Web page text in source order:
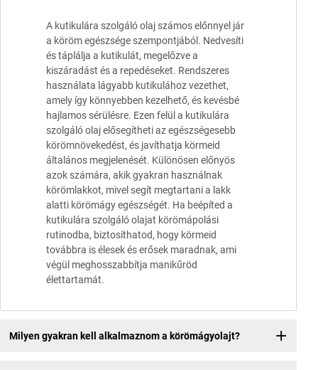
A kutikulára szolgáló olaj számos előnnyel jár
a köröm egészsége szempontjából. Nedvesíti
és táplálja a kutikulát, megelőzve a
kiszáradást és a repedéseket. Rendszeres
használata lágyabb kutikulához vezethet,
amely így könnyebben kezelhető, és kevésbé
hajlamos sérülésre. Ezen felül a kutikulára
szolgáló olaj elősegítheti az egészségesebb
körömnövekedést, és javíthatja körmeid
általános megjelenését. Különösen előnyös
azok számára, akik gyakran használnak
körömlakkot, mivel segít megtartani a lakk
alatti körömágy egészségét. Ha beépíted a
kutikulára szolgáló olajat körömápolási
rutinodba, biztosíthatod, hogy körmeid
továbbra is élesek és erősek maradnak, ami
végül meghosszabbítja manikűröd
élettartamát.
Milyen gyakran kell alkalmaznom a körömágyolajt?